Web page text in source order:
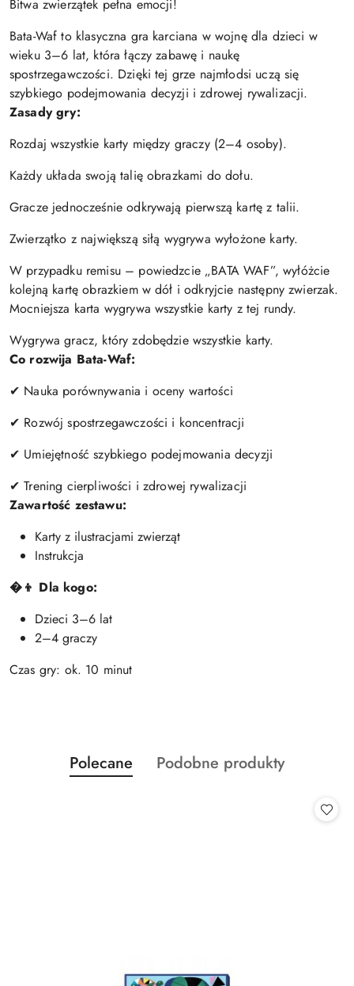
Bitwa zwierzątek pełna emocji!
Bata-Waf to klasyczna gra karciana w wojnę dla dzieci w
wieku 3–6 lat, która łączy zabawę i naukę
spostrzegawczości. Dzięki tej grze najmłodsi uczą się
szybkiego podejmowania decyzji i zdrowej rywalizacji.
Zasady gry:
Rozdaj wszystkie karty między graczy (2–4 osoby).
Każdy układa swoją talię obrazkami do dołu.
Gracze jednocześnie odkrywają pierwszą kartę z talii.
Zwierzątko z największą siłą wygrywa wyłożone karty.
W przypadku remisu – powiedzcie „BATA WAF”, wyłóżcie
kolejną kartę obrazkiem w dół i odkryjcie następny zwierzak.
Mocniejsza karta wygrywa wszystkie karty z tej rundy.
Wygrywa gracz, który zdobędzie wszystkie karty.
Co rozwija Bata-Waf:
✔ Nauka porównywania i oceny wartości
✔ Rozwój spostrzegawczości i koncentracji
✔ Umiejętność szybkiego podejmowania decyzji
✔ Trening cierpliwości i zdrowej rywalizacji
Zawartość zestawu:
Karty z ilustracjami zwierząt
Instrukcja
�👦 Dla kogo:
Dzieci 3–6 lat
2–4 graczy
Czas gry: ok. 10 minut
Pomiń karuzelę produktów
Produkty
o
Polecane
Produkty
Podobne produkty